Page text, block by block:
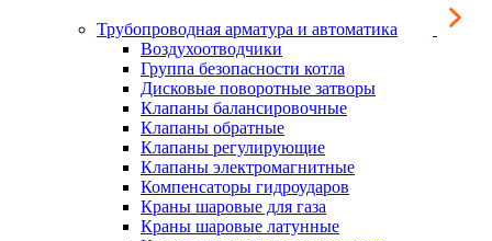
Трубопроводная арматура и автоматика
Воздухоотводчики
Группа безопасности котла
Дисковые поворотные затворы
Клапаны балансировочные
Клапаны обратные
Клапаны регулирующие
Клапаны электромагнитные
Компенсаторы гидроударов
Краны шаровые для газа
Краны шаровые латунные